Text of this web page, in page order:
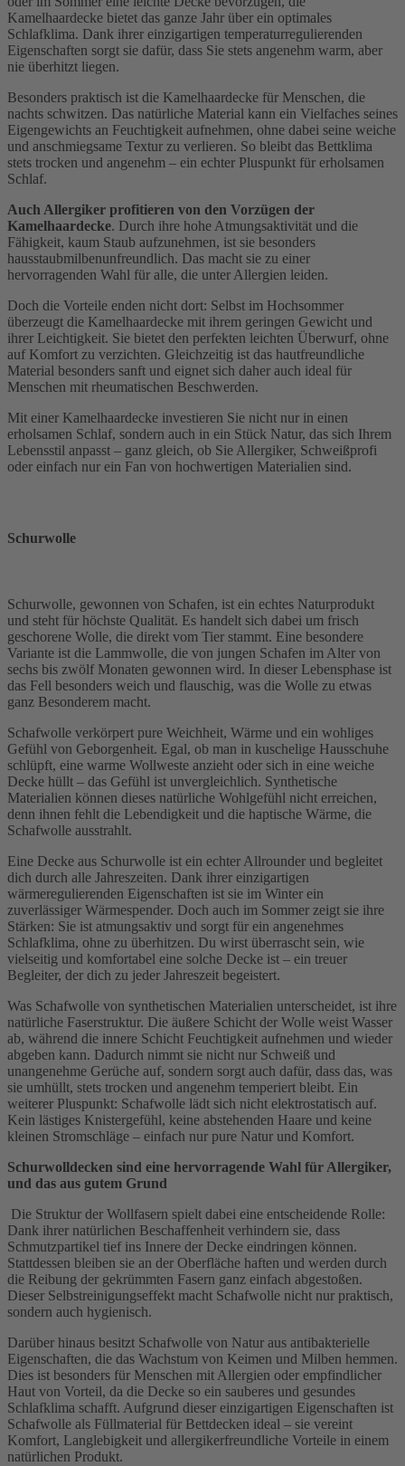
Kamelhaardecke bietet das ganze Jahr über ein optimales
Schlafklima. Dank ihrer einzigartigen temperaturregulierenden
Eigenschaften sorgt sie dafür, dass Sie stets angenehm warm, aber
nie überhitzt liegen.
Besonders praktisch ist die Kamelhaardecke für Menschen, die
nachts schwitzen. Das natürliche Material kann ein Vielfaches seines
Eigengewichts an Feuchtigkeit aufnehmen, ohne dabei seine weiche
und anschmiegsame Textur zu verlieren. So bleibt das Bettklima
stets trocken und angenehm – ein echter Pluspunkt für erholsamen
Schlaf.
Auch Allergiker profitieren von den Vorzügen der
Kamelhaardecke. Durch ihre hohe Atmungsaktivität und die
Fähigkeit, kaum Staub aufzunehmen, ist sie besonders
hausstaubmilbenunfreundlich. Das macht sie zu einer
hervorragenden Wahl für alle, die unter Allergien leiden.
Doch die Vorteile enden nicht dort: Selbst im Hochsommer
überzeugt die Kamelhaardecke mit ihrem geringen Gewicht und
ihrer Leichtigkeit. Sie bietet den perfekten leichten Überwurf, ohne
auf Komfort zu verzichten. Gleichzeitig ist das hautfreundliche
Material besonders sanft und eignet sich daher auch ideal für
Menschen mit rheumatischen Beschwerden.
Mit einer Kamelhaardecke investieren Sie nicht nur in einen
erholsamen Schlaf, sondern auch in ein Stück Natur, das sich Ihrem
Lebensstil anpasst – ganz gleich, ob Sie Allergiker, Schweißprofi
oder einfach nur ein Fan von hochwertigen Materialien sind.
Schurwolle
Schurwolle, gewonnen von Schafen, ist ein echtes Naturprodukt
und steht für höchste Qualität. Es handelt sich dabei um frisch
geschorene Wolle, die direkt vom Tier stammt. Eine besondere
Variante ist die Lammwolle, die von jungen Schafen im Alter von
sechs bis zwölf Monaten gewonnen wird. In dieser Lebensphase ist
das Fell besonders weich und flauschig, was die Wolle zu etwas
ganz Besonderem macht.
Schafwolle verkörpert pure Weichheit, Wärme und ein wohliges
Gefühl von Geborgenheit. Egal, ob man in kuschelige Hausschuhe
schlüpft, eine warme Wollweste anzieht oder sich in eine weiche
Decke hüllt – das Gefühl ist unvergleichlich. Synthetische
Materialien können dieses natürliche Wohlgefühl nicht erreichen,
denn ihnen fehlt die Lebendigkeit und die haptische Wärme, die
Schafwolle ausstrahlt.
Eine Decke aus Schurwolle ist ein echter Allrounder und begleitet
dich durch alle Jahreszeiten. Dank ihrer einzigartigen
wärmeregulierenden Eigenschaften ist sie im Winter ein
zuverlässiger Wärmespender. Doch auch im Sommer zeigt sie ihre
Stärken: Sie ist atmungsaktiv und sorgt für ein angenehmes
Schlafklima, ohne zu überhitzen. Du wirst überrascht sein, wie
vielseitig und komfortabel eine solche Decke ist – ein treuer
Begleiter, der dich zu jeder Jahreszeit begeistert.
Was Schafwolle von synthetischen Materialien unterscheidet, ist ihre
natürliche Faserstruktur. Die äußere Schicht der Wolle weist Wasser
ab, während die innere Schicht Feuchtigkeit aufnehmen und wieder
abgeben kann. Dadurch nimmt sie nicht nur Schweiß und
unangenehme Gerüche auf, sondern sorgt auch dafür, dass das, was
sie umhüllt, stets trocken und angenehm temperiert bleibt. Ein
weiterer Pluspunkt: Schafwolle lädt sich nicht elektrostatisch auf.
Kein lästiges Knistergefühl, keine abstehenden Haare und keine
kleinen Stromschläge – einfach nur pure Natur und Komfort.
Schurwolldecken sind eine hervorragende Wahl für Allergiker,
und das aus gutem Grund
Die Struktur der Wollfasern spielt dabei eine entscheidende Rolle:
Dank ihrer natürlichen Beschaffenheit verhindern sie, dass
Schmutzpartikel tief ins Innere der Decke eindringen können.
Stattdessen bleiben sie an der Oberfläche haften und werden durch
die Reibung der gekrümmten Fasern ganz einfach abgestoßen.
Dieser Selbstreinigungseffekt macht Schafwolle nicht nur praktisch,
sondern auch hygienisch.
Darüber hinaus besitzt Schafwolle von Natur aus antibakterielle
Eigenschaften, die das Wachstum von Keimen und Milben hemmen.
Dies ist besonders für Menschen mit Allergien oder empfindlicher
Haut von Vorteil, da die Decke so ein sauberes und gesundes
Schlafklima schafft. Aufgrund dieser einzigartigen Eigenschaften ist
Schafwolle als Füllmaterial für Bettdecken ideal – sie vereint
Komfort, Langlebigkeit und allergikerfreundliche Vorteile in einem
natürlichen Produkt.